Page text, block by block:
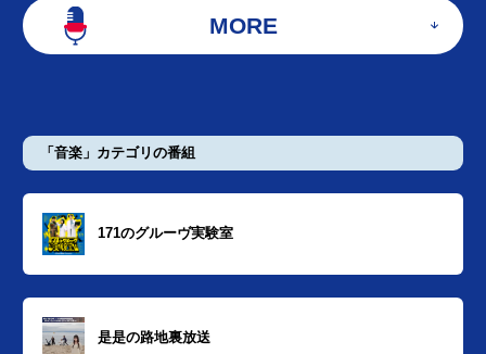
MORE
「音楽」カテゴリの番組
171のグルーヴ実験室
是是の路地裏放送